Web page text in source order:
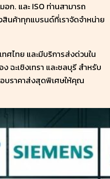
ก. และ ISO ท่านสามารถ
นค้าทุกแบรนด์ที่เราจัดจำหน่าย
ศไทย และมีบริการส่งด่วนใน
ฉะเชิงเทรา และชลบุรี สำหรับ
บราคาส่งสุดพิเศษให้คุณ